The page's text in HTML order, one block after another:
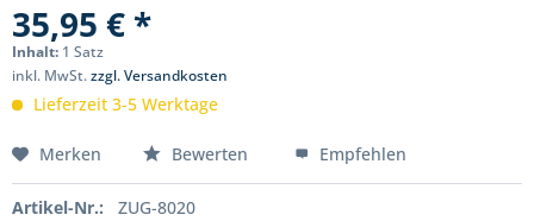
35,95 € *
Inhalt: 1 Satz
inkl. MwSt.zzgl. Versandkosten
Lieferzeit 3-5 Werktage
Merken Bewerten Empfehlen
Artikel-Nr.: ZUG-8020